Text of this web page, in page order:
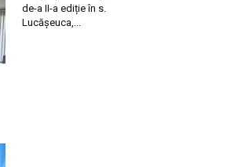
de-a II-a ediție în s.
Lucășeuca,...